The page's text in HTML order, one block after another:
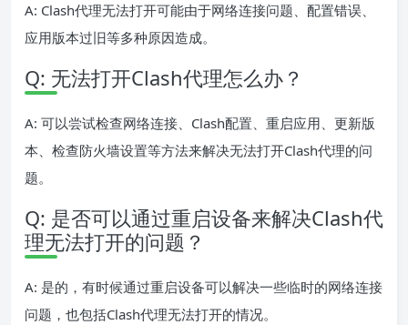
A: Clash代理无法打开可能由于网络连接问题、配置错误、
应用版本过旧等多种原因造成。
Q: 无法打开Clash代理怎么办？
A: 可以尝试检查网络连接、Clash配置、重启应用、更新版
本、检查防火墙设置等方法来解决无法打开Clash代理的问
题。
Q: 是否可以通过重启设备来解决Clash代
理无法打开的问题？
A: 是的，有时候通过重启设备可以解决一些临时的网络连接
问题，也包括Clash代理无法打开的情况。